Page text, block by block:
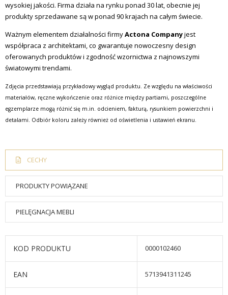
wysokiej jakości. Firma działa na rynku ponad 30 lat, obecnie jej
produkty sprzedawane są w ponad 90 krajach na całym świecie.
Ważnym elementem działalności firmyActona Companyjest
współpraca z architektami, co gwarantuje nowoczesny design
oferowanych produktów i zgodność wzornictwa z najnowszymi
światowymi trendami.
Zdjęcia przedstawiają przykładowy wygląd produktu. Ze względu na właściwości
materiałów, ręczne wykończenie oraz różnice między partiami, poszczególne
egzemplarze mogą różnić się m.in. odcieniem, fakturą, rysunkiem powierzchni i
detalami. Odbiór koloru zależy również od oświetlenia i ustawień ekranu.
CECHY
PRODUKTY POWIĄZANE
PIELĘGNACJA MEBLI
KOD PRODUKTU 0000102460
EAN 5713941311245